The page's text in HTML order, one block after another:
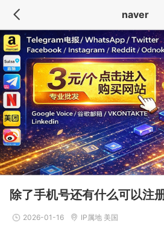
naver
除了手机号还有什么可以注
2026-01-16 IP属地 美国